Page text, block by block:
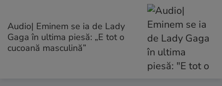
Audio| Eminem se ia de Lady
Gaga în ultima piesă: „E tot o
cucoană masculină”